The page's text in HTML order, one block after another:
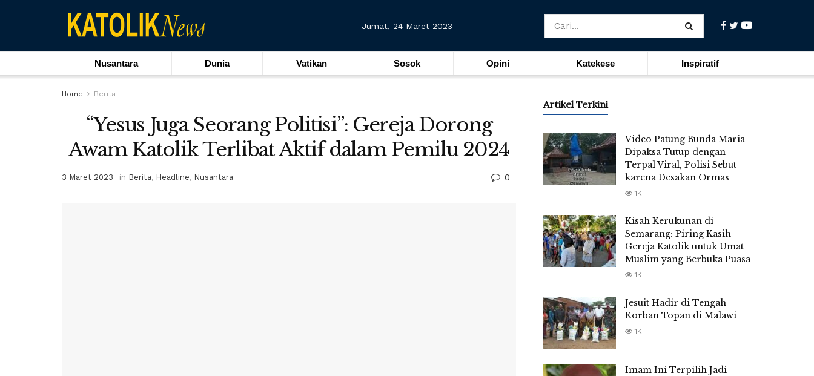
Jumat, 24 Maret 2023
Nusantara Dunia Vatikan Sosok Opini Katekese Inspiratif
Home Berita
“Yesus Juga Seorang Politisi”: Gereja Dorong
Awam Katolik Terlibat Aktif dalam Pemilu 2024
3 Maret 2023 in Berita, Headline, Nusantara 0
Artikel Terkini
Video Patung Bunda Maria
Dipaksa Tutup dengan
Terpal Viral, Polisi Sebut
karena Desakan Ormas
1K
Kisah Kerukunan di
Semarang: Piring Kasih
Gereja Katolik untuk Umat
Muslim yang Berbuka Puasa
1K
Jesuit Hadir di Tengah
Korban Topan di Malawi
1K
Imam Ini Terpilih Jadi